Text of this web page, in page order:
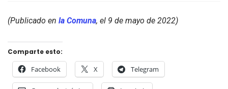
(Publicado en la Comuna, el 9 de mayo de 2022)
Comparte esto:
Facebook X Telegram